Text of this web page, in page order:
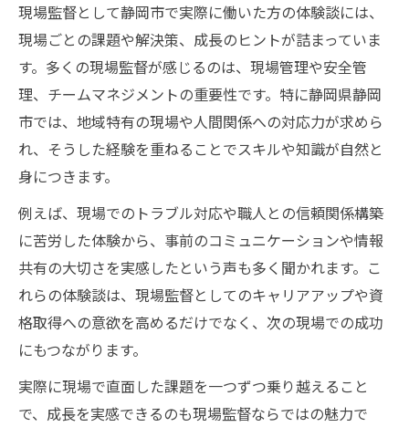
説
現場監督が現場で工夫した業務効率化の実
例
現場監督経験が現場改善にどう役立つのか
現場監督の体験談から学ぶ信頼構築の方法
現場監督実践術で成果を出すコツとは
現場監督の苦悩を超えた成長ストーリー
現場監督の苦悩を乗り越える成長体験とは
現場監督体験談が苦難を糧にする理由を探
る
現場監督の挫折と再起がもたらす成長力
現場監督としての葛藤を乗り越えた実例紹
介
現場監督の課題克服がキャリア形成に直結
現場監督として静岡市で実際に働いた方の体験談には、
現場ごとの課題や解決策、成長のヒントが詰まっていま
す。多くの現場監督が感じるのは、現場管理や安全管
理、チームマネジメントの重要性です。特に静岡県静岡
市では、地域特有の現場や人間関係への対応力が求めら
れ、そうした経験を重ねることでスキルや知識が自然と
身につきます。
例えば、現場でのトラブル対応や職人との信頼関係構築
に苦労した体験から、事前のコミュニケーションや情報
共有の大切さを実感したという声も多く聞かれます。こ
れらの体験談は、現場監督としてのキャリアアップや資
格取得への意欲を高めるだけでなく、次の現場での成功
にもつながります。
実際に現場で直面した課題を一つずつ乗り越えること
で、成長を実感できるのも現場監督ならではの魅力で